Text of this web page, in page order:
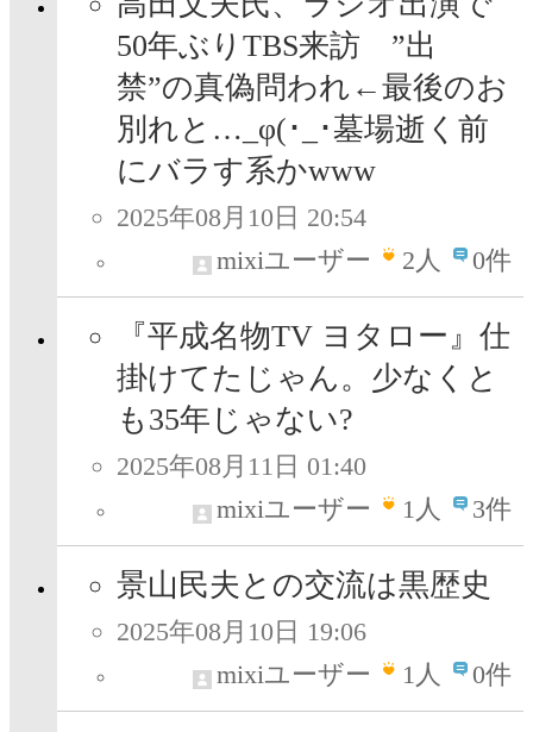
50年ぶりTBS来訪 ”出
禁”の真偽問われ←最後のお
別れと…_φ(･_･墓場逝く前
にバラす系かwww
2025年08月10日 20:54
mixiユーザー
2人 0件
『平成名物TV ヨタロー』仕
掛けてたじゃん。少なくと
も35年じゃない?
2025年08月11日 01:40
mixiユーザー
1人 3件
景山民夫との交流は黒歴史
2025年08月10日 19:06
mixiユーザー
1人 0件